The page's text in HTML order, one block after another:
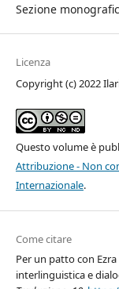
Sezione
Licenza
Copyright (c) 2022
Questo volume è
Attribuzione - Non
Internazionale.
Come citare
Per un patto con
interlinguistica e